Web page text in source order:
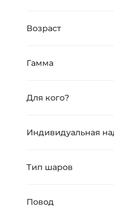
Возраст
Гамма
Для кого?
Индивидуальная
Тип шаров
Повод